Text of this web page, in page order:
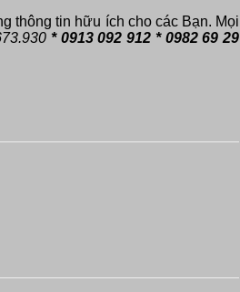
thông tin hữu ích cho các Bạn. Mọi
* 0913 092 912 * 0982 69 29